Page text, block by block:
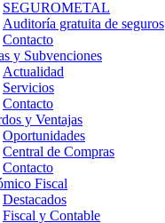
SEGUROMETAL
Auditoría gratuita de seguros
Contacto
y Subvenciones
Actualidad
Servicios
Contacto
y Ventajas
Oportunidades
Central de Compras
Contacto
Fiscal
Destacados
Fiscal y Contable